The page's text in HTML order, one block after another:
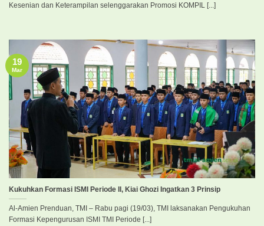
Kesenian dan Keterampilan selenggarakan Promosi KOMPIL [...]
Kukuhkan Formasi ISMI Periode II, Kiai Ghozi Ingatkan 3 Prinsip
Al-Amien Prenduan, TMI – Rabu pagi (19/03), TMI laksanakan Pengukuhan
Formasi Kepengurusan ISMI TMI Periode [...]
19
Mar